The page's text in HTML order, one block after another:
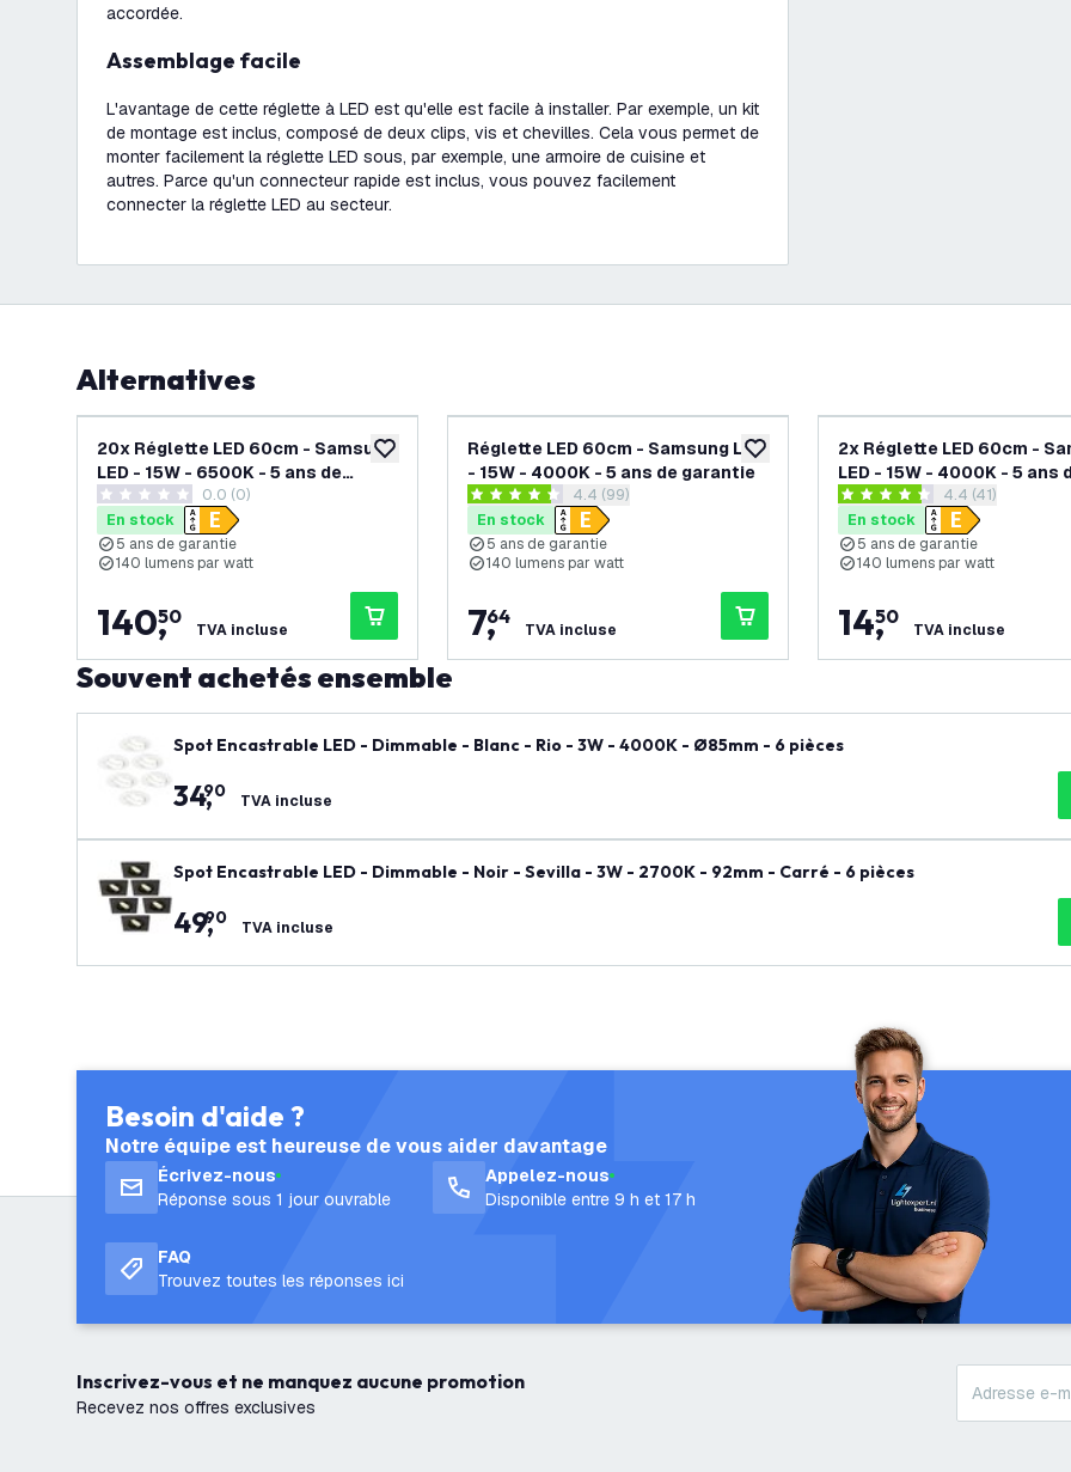
accordée.
Assemblage facile
L'avantage de cette réglette à LED est qu'elle est facile à installer. Par exemple, un kit
de montage est inclus, composé de deux clips, vis et chevilles. Cela vous permet de
monter facilement la réglette LED sous, par exemple, une armoire de cuisine et
autres. Parce qu'un connecteur rapide est inclus, vous pouvez facilement
connecter la réglette LED au secteur.
Alternatives
ajouter à la liste de souhaits
20x Réglette LED 60cm - Samsung
LED - 15W - 6500K - 5 ans de
garantie
0 étoiles de notation
0.0 (0)
En stock
5 ans de garantie
140 lumens par watt
140,
50
TVA incluse
ajouter à la liste de souhaits
Réglette LED 60cm - Samsung LED
- 15W - 4000K - 5 ans de garantie
ouvrir le tiroir des avis
4.4 étoiles de notation
4.4 (99)
En stock
5 ans de garantie
140 lumens par watt
7,
64
TVA incluse
2x Réglette LED 60cm -
LED - 15W - 4000K - 5 ans
garantie ouvrir le tiroir
4.4 étoiles de notation
4.4 (41)
En stock
5 ans de garantie
140 lumens par watt
14,
50
TVA incluse
Souvent achetés ensemble
Spot Encastrable LED - Dimmable - Blanc - Rio - 3W - 4000K - Ø85mm - 6 pièces
34,
90 TVA incluse
Spot Encastrable LED - Dimmable - Noir - Sevilla - 3W - 2700K - 92mm - Carré - 6 pièces
49,
90 TVA incluse
Besoin d'aide ?
Notre équipe est heureuse de vous aider davantage
Écrivez-nous
Réponse sous 1 jour ouvrable
Appelez-nous
Disponible entre 9 h et 17 h
FAQ
Trouvez toutes les réponses ici
Inscrivez-vous et ne manquez aucune promotion
Recevez nos offres exclusives